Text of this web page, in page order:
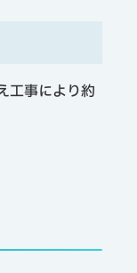
工事により約